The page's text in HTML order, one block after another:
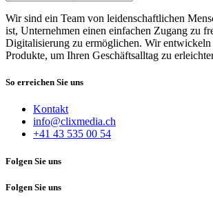
Wir sind ein Team von leidenschaftlichen
ist, Unternehmen einen einfachen Zugang zu
Digitalisierung zu ermöglichen. Wir entwickeln
Produkte, um Ihren Geschäftsalltag zu
So erreichen Sie uns
Kontakt
info@clixmedia.ch
+41 43 535 00 54
Folgen Sie uns
Folgen Sie uns